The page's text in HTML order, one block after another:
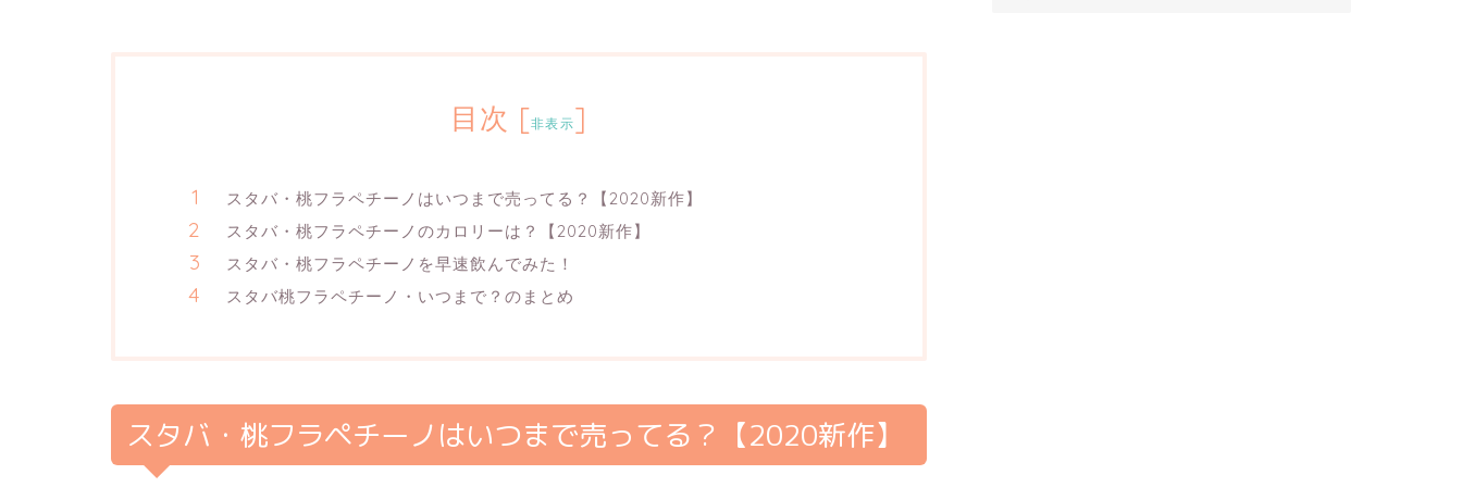
目次 [非表示]
スタバ・桃フラペチーノはいつまで売ってる？【2020新作】
スタバ・桃フラペチーノのカロリーは？【2020新作】
スタバ・桃フラペチーノを早速飲んでみた！
スタバ桃フラペチーノ・いつまで？のまとめ
スタバ・桃フラペチーノはいつまで売ってる？【2020新作】